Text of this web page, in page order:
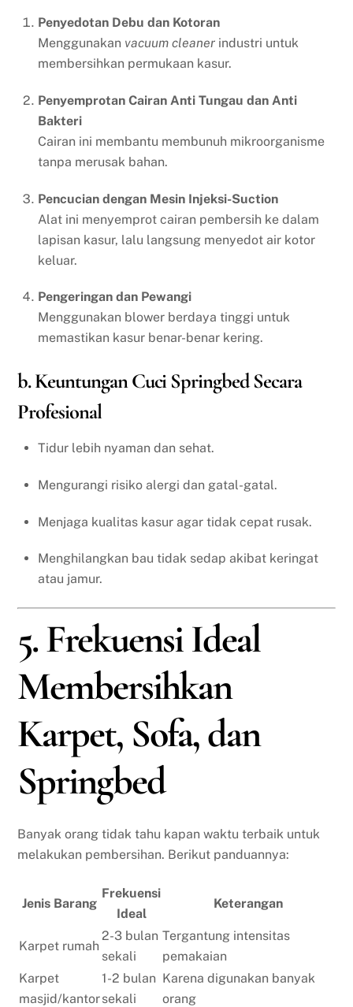
Penyedotan Debu dan Kotoran
Menggunakan vacuum cleaner industri untuk
membersihkan permukaan kasur.
Penyemprotan Cairan Anti Tungau dan Anti
Bakteri
Cairan ini membantu membunuh mikroorganisme
tanpa merusak bahan.
Pencucian dengan Mesin Injeksi-Suction
Alat ini menyemprot cairan pembersih ke dalam
lapisan kasur, lalu langsung menyedot air kotor
keluar.
Pengeringan dan Pewangi
Menggunakan blower berdaya tinggi untuk
memastikan kasur benar-benar kering.
b. Keuntungan Cuci Springbed Secara
Profesional
Tidur lebih nyaman dan sehat.
Mengurangi risiko alergi dan gatal-gatal.
Menjaga kualitas kasur agar tidak cepat rusak.
Menghilangkan bau tidak sedap akibat keringat
atau jamur.
5. Frekuensi Ideal
Membersihkan
Karpet, Sofa, dan
Springbed
Banyak orang tidak tahu kapan waktu terbaik untuk
melakukan pembersihan. Berikut panduannya:
Jenis Barang
Frekuensi
Ideal
Keterangan
Karpet rumah
2-3 bulan
sekali
Tergantung intensitas
pemakaian
Karpet
masjid/kantor
1-2 bulan
sekali
Karena digunakan banyak
orang